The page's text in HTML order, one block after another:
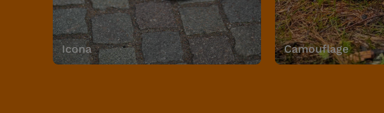
Icona Camouflage